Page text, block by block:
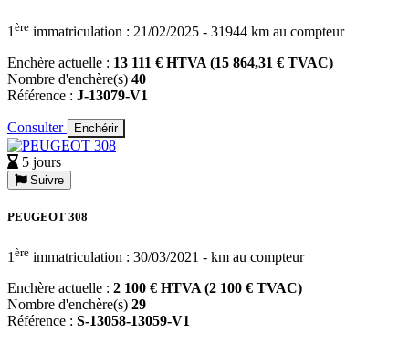
1 ère immatriculation : 21/02/2025 - 31944 km au compteur
Enchère actuelle : 13 111 € HTVA (15 864,31 € TVAC)
Nombre d'enchère(s) 40
Référence : J-13079-V1
Consulter Enchérir
5 jours
Suivre
PEUGEOT 308
1 ère immatriculation : 30/03/2021 - km au compteur
Enchère actuelle : 2 100 € HTVA (2 100 € TVAC)
Nombre d'enchère(s) 29
Référence : S-13058-13059-V1